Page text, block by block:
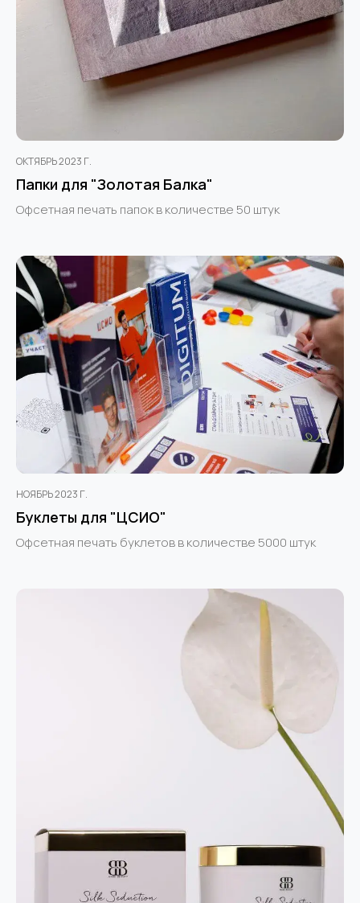
ОКТЯБРЬ 2023 Г.
Папки для "Золотая Балка"
Офсетная печать папок в количестве 50 штук
НОЯБРЬ 2023 Г.
Буклеты для "ЦСИО"
Офсетная печать буклетов в количестве 5000 штук